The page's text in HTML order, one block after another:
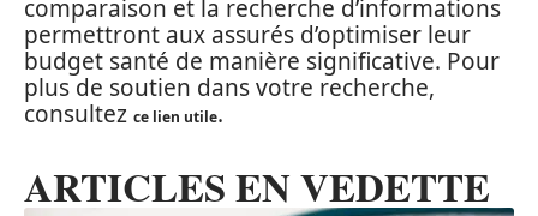
comparaison et la recherche d’informations
permettront aux assurés d’optimiser leur
budget santé de manière significative. Pour
plus de soutien dans votre recherche,
consultez ce lien utile.
ARTICLES EN VEDETTE